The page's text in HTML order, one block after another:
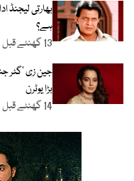
بھارتی لیجنڈ
ہے؟
13 گھنٹے قبل
جین زی ’گٹر
بڑا یوٹرن
14 گھنٹے قبل